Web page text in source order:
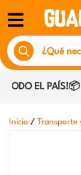
contenido
Búsqueda
de
productos
TODO EL
Inicio / Transporte